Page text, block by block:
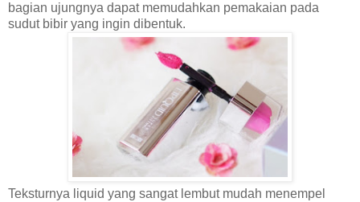
bagian ujungnya dapat memudahkan pemakaian pada
sudut bibir yang ingin dibentuk.
Teksturnya liquid yang sangat lembut mudah menempel